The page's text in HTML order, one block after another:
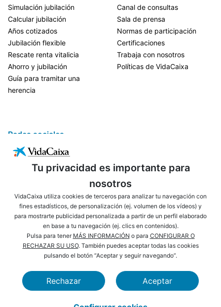
Tu privacidad es importante para
nosotros
VidaCaixa utiliza cookies de terceros para analizar tu navegación con
fines estadísticos, de personalización (ej. volumen de los vídeos) y
para mostrarte publicidad personalizada a partir de un perfil elaborado
en base a tu navegación (ej. clics en contenidos).
Pulsa para tener MÁS INFORMACIÓN o para CONFIGURAR O
RECHAZAR SU USO. También puedes aceptar todas las cookies
pulsando el botón “Aceptar y seguir navegando”.
Rechazar Aceptar
Simulación jubilación
Calcular jubilación
Años cotizados
Jubilación flexible
Rescate renta vitalicia
Ahorro y jubilación
Guía para tramitar una
herencia
Canal de consultas
Sala de prensa
Normas de participación
Certificaciones
Trabaja con nosotros
Políticas de VidaCaixa
Redes sociales
ENLACES DE INTERÉS AVISO LEGAL
PRIVACIDAD POLÍTICA DE COOKIES
MAPA WEB ACCESIBILIDAD
CAIXABANK FUNDACIÓN LA CAIXA